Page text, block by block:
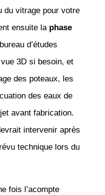
du vitrage pour votre
ensuite la phase
d’études
3D si besoin, et
des poteaux, les
des eaux de
avant fabrication.
intervenir après
technique lors du
fois l’acompte